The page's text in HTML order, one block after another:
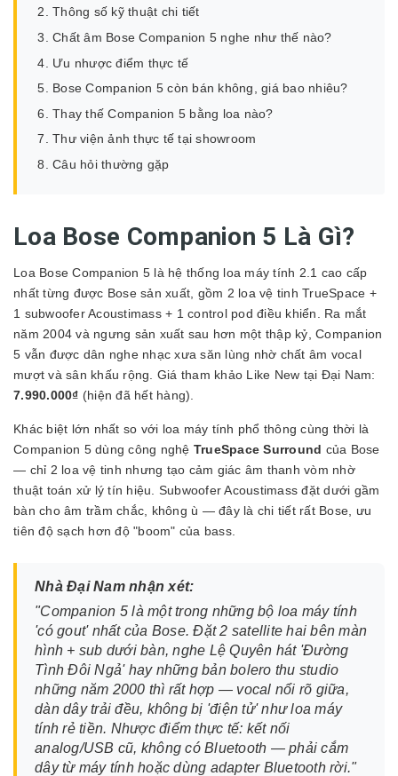
Thông số kỹ thuật chi tiết
Chất âm Bose Companion 5 nghe như thế nào?
Ưu nhược điểm thực tế
Bose Companion 5 còn bán không, giá bao nhiêu?
Thay thế Companion 5 bằng loa nào?
Thư viện ảnh thực tế tại showroom
Câu hỏi thường gặp
Loa Bose Companion 5 Là Gì?
Loa Bose Companion 5 là hệ thống loa máy tính 2.1 cao cấp
nhất từng được Bose sản xuất, gồm 2 loa vệ tinh TrueSpace +
1 subwoofer Acoustimass + 1 control pod điều khiển. Ra mắt
năm 2004 và ngưng sản xuất sau hơn một thập kỷ, Companion
5 vẫn được dân nghe nhạc xưa săn lùng nhờ chất âm vocal
mượt và sân khấu rộng. Giá tham khảo Like New tại Đại Nam:
7.990.000₫ (hiện đã hết hàng).
Khác biệt lớn nhất so với loa máy tính phổ thông cùng thời là
Companion 5 dùng công nghệ TrueSpace Surround của Bose
— chỉ 2 loa vệ tinh nhưng tạo cảm giác âm thanh vòm nhờ
thuật toán xử lý tín hiệu. Subwoofer Acoustimass đặt dưới gầm
bàn cho âm trầm chắc, không ù — đây là chi tiết rất Bose, ưu
tiên độ sạch hơn độ "boom" của bass.
Nhà Đại Nam nhận xét:
"Companion 5 là một trong những bộ loa máy tính
'có gout' nhất của Bose. Đặt 2 satellite hai bên màn
hình + sub dưới bàn, nghe Lệ Quyên hát 'Đường
Tình Đôi Ngả' hay những bản bolero thu studio
những năm 2000 thì rất hợp — vocal nổi rõ giữa,
dàn dây trải đều, không bị 'điện tử' như loa máy
tính rẻ tiền. Nhược điểm thực tế: kết nối
analog/USB cũ, không có Bluetooth — phải cắm
dây từ máy tính hoặc dùng adapter Bluetooth rời."